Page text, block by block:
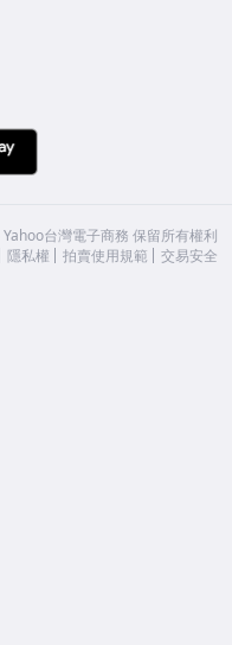
Yahoo台灣電子商務 保留所有權利
隱私權 拍賣使用規範 交易安全